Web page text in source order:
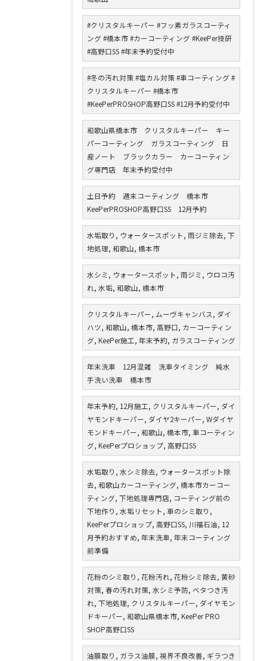
#クリスタルキーパー #フッ素ガラスコーティ
ング #橋本市 #カーコーティング #KeePer技研
#高野口SS #年末予約受付中
#冬の汚れ対策 #塩カル対策 #車コーティング #
クリスタルキーパー #橋本市
#KeePerPROSHOP高野口SS #12月予約受付中
和歌山県橋本市 クリスタルキーパー キー
パーコーティング ガラスコーティング 日
産ノート ブラックカラー カーコーティン
グ専門店 年末予約受付中
土日予約 週末コーティング 橋本市
KeePerPROSHOP高野口SS 12月予約
水垢取り, ウォータースポット, 雨ジミ除去, 下
地処理, 和歌山, 橋本市
水シミ, ウォータースポット, 雨ジミ, ウロコ汚
れ, 水垢, 和歌山, 橋本市
クリスタルキーパー, ムーヴキャンバス, ダイ
ハツ, 和歌山, 橋本市, 高野口, カーコーティン
グ, KeePer施工, 年末予約, ガラスコーティング
年末洗車 12月混雑 洗車タイミング 純水
手洗い洗車 橋本市
年末予約, 12月施工, クリスタルキーパー, ダイ
ヤモンドキーパー, ダイヤ2キーパー, Wダイヤ
モンドキーパー, 和歌山, 橋本市, 車コーティン
グ, KeePerプロショップ, 高野口SS
水垢取り, 水シミ除去, ウォータースポット除
去, 和歌山カーコーティング, 橋本市カーコー
ティング, 下地処理専門店, コーティング前の
下地作り, 水垢リセット, 車のシミ取り,
KeePerプロショップ, 高野口SS, 川福石油, 12
月予約おすすめ, 年末洗車, 年末コーティング
前準備
花粉のシミ取り, 花粉汚れ, 花粉シミ除去, 黄砂
対策, 春の汚れ対策, 水シミ予防, ベタつき汚
れ, 下地処理, クリスタルキーパー, ダイヤモン
ドキーパー, 和歌山県橋本市, KeePer PRO
SHOP高野口SS
油膜取り, ガラス油膜, 視界不良改善, ギラつき